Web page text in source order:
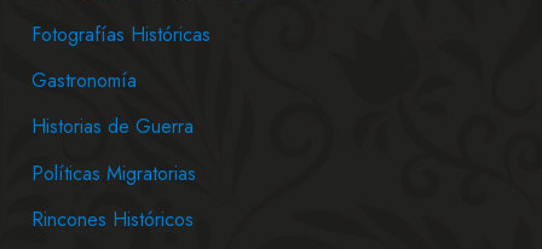
Fotografías Históricas
Gastronomía
Historias de Guerra
Políticas Migratorias
Rincones Históricos